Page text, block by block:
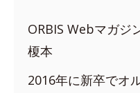
ORBIS Webマガジ
榎本
2016年に新卒でオ